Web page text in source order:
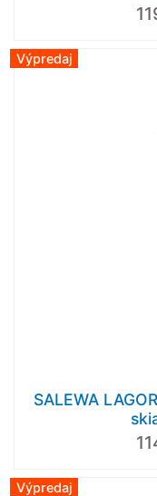
Výpredaj
SALEWA
Výpredaj